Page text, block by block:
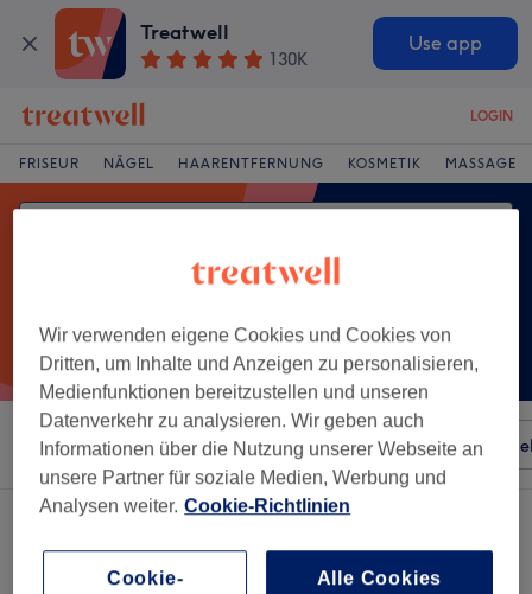
Treatwell
130K
Use app
LOGIN
FRISEUR NÄGEL HAARENTFERNUNG KOSMETIK MASSAGE
Sortieren nach Besonderheiten Salons
Ein Salon, der anbietet: fußmassage in Luckenwalde
Wir verwenden eigene Cookies und Cookies von
Dritten, um Inhalte und Anzeigen zu personalisieren,
Medienfunktionen bereitzustellen und unseren
Datenverkehr zu analysieren. Wir geben auch
Informationen über die Nutzung unserer Webseite an
unsere Partner für soziale Medien, Werbung und
Analysen weiter. Cookie-Richtlinien
Cookie- Alle Cookies